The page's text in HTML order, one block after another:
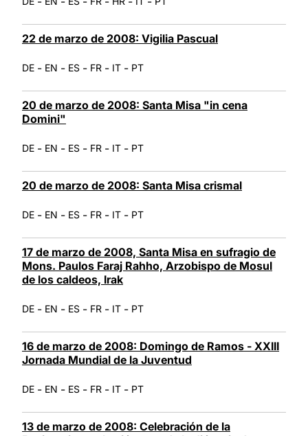
22 de marzo de 2008: Vigilia Pascual
DE - EN - ES - FR - IT - PT
20 de marzo de 2008: Santa Misa "in cena
Domini"
DE - EN - ES - FR - IT - PT
20 de marzo de 2008: Santa Misa crismal
DE - EN - ES - FR - IT - PT
17 de marzo de 2008, Santa Misa en sufragio de
Mons. Paulos Faraj Rahho, Arzobispo de Mosul
de los caldeos, Irak
DE - EN - ES - FR - IT - PT
16 de marzo de 2008: Domingo de Ramos - XXIII
Jornada Mundial de la Juventud
DE - EN - ES - FR - IT - PT
13 de marzo de 2008: Celebración de la